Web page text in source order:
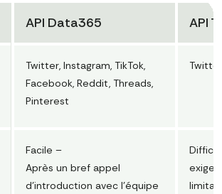
API Data365 API
Twitter, Instagram, TikTok,
Facebook, Reddit, Threads,
Pinterest
Facile –
Après un bref appel
d'introduction avec l'équipe